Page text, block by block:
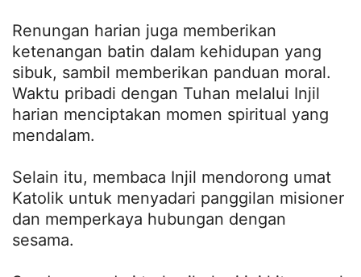
Renungan harian juga memberikan
ketenangan batin dalam kehidupan yang
sibuk, sambil memberikan panduan moral.
Waktu pribadi dengan Tuhan melalui Injil
harian menciptakan momen spiritual yang
mendalam.
Selain itu, membaca Injil mendorong umat
Katolik untuk menyadari panggilan misioner
dan memperkaya hubungan dengan
sesama.